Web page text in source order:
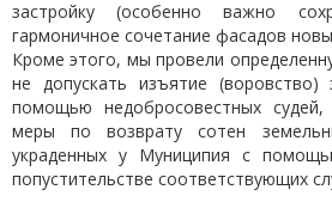
застройку (особенно важно
гармоничное сочетание фасадов
Кроме этого, мы провели
не допускать изъятие (воровство)
помощью недобросовестных
меры по возврату сотен
украденных у Муниципия с
попустительстве соответствующих